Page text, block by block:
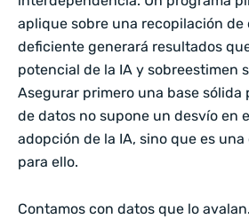
aplique sobre una recopilación de
deficiente generará resultados
potencial de la IA y sobreestimen
Asegurar primero una base sólida
de datos no supone un desvío en
adopción de la IA, sino que es
para ello.
Contamos con datos que lo